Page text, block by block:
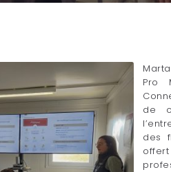
Pro
de
des